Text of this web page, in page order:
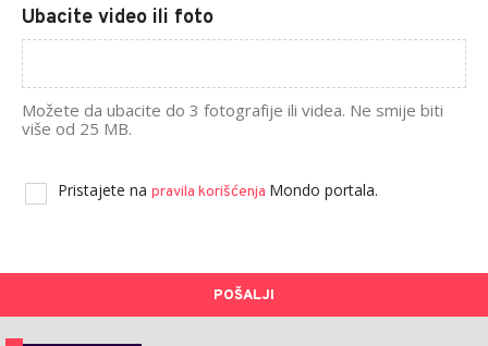
Ubacite video ili foto
Možete da ubacite do 3 fotografije ili videa. Ne smije biti
više od 25 MB.
Pristajete na pravila korišćenja Mondo portala.
POŠALJI